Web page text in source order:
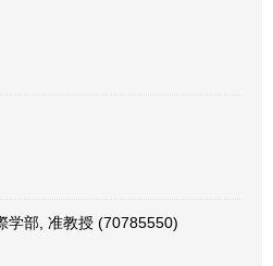
学部, 准教授 (70785550)